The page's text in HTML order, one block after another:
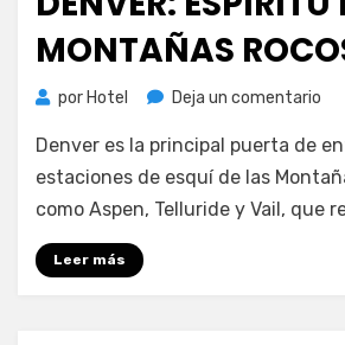
MONTAÑAS
por Hotel Deja un comentario
de
las
Denver es la principal puerta de
estaciones de esquí de las
como Aspen, Telluride y Vail, que
Leer más